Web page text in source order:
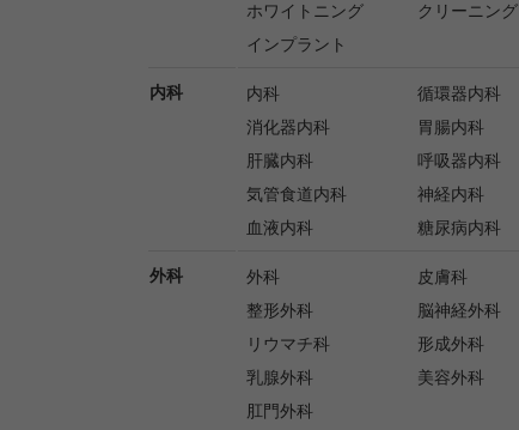
ホワイトニング
クリーニング
インプラント
内科 内科
循環器内科
消化器内科
胃腸内科
肝臓内科
呼吸器内科
気管食道内科
神経内科
血液内科
糖尿病内科
外科 外科
皮膚科
整形外科
脳神経外科
リウマチ科
形成外科
乳腺外科
美容外科
肛門外科